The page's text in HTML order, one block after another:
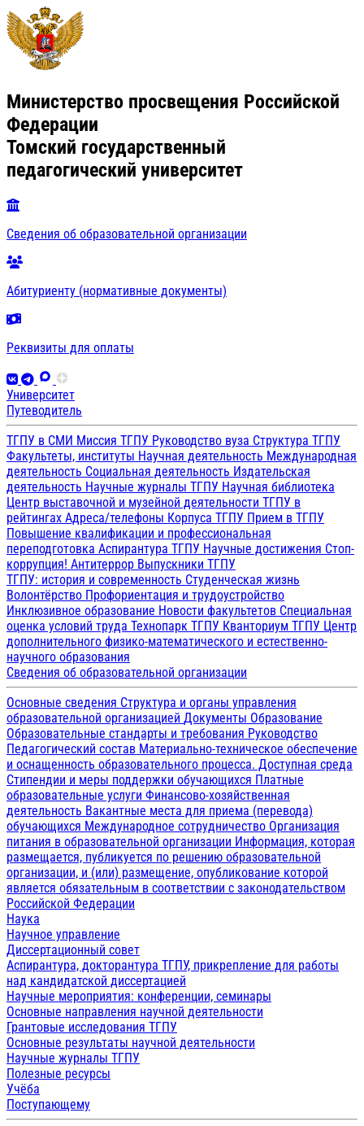
Министерство просвещения Российской
Федерации
Томский государственный
педагогический университет
Сведения об образовательной организации
Абитуриенту (нормативные документы)
Реквизиты для оплаты
Университет
Путеводитель
ТГПУ в СМИ Миссия ТГПУ Руководство вуза Структура ТГПУ
Факультеты, институты Научная деятельность Международная
деятельность Социальная деятельность Издательская
деятельность Научные журналы ТГПУ Научная библиотека
Центр выставочной и музейной деятельности ТГПУ в
рейтингах Адреса/телефоны Корпуса ТГПУ Прием в ТГПУ
Повышение квалификации и профессиональная
переподготовка Аспирантура ТГПУ Научные достижения Стоп-
коррупция! Антитеррор Выпускники ТГПУ
ТГПУ: история и современность Студенческая жизнь
Волонтёрство Профориентация и трудоустройство
Инклюзивное образование Новости факультетов Специальная
оценка условий труда Технопарк ТГПУ Кванториум ТГПУ Центр
дополнительного физико-математического и естественно-
научного образования
Сведения об образовательной организации
Основные сведения Структура и органы управления
образовательной организацией Документы Образование
Образовательные стандарты и требования Руководство
Педагогический состав Материально-техническое обеспечение
и оснащенность образовательного процесса. Доступная среда
Стипендии и меры поддержки обучающихся Платные
образовательные услуги Финансово-хозяйственная
деятельность Вакантные места для приема (перевода)
обучающихся Международное сотрудничество Организация
питания в образовательной организации Информация, которая
размещается, публикуется по решению образовательной
организации, и (или) размещение, опубликование которой
является обязательным в соответствии с законодательством
Российской Федерации
Наука
Научное управление
Диссертационный совет
Аспирантура, докторантура ТГПУ, прикрепление для работы
над кандидатской диссертацией
Научные мероприятия: конференции, семинары
Основные направления научной деятельности
Грантовые исследования ТГПУ
Основные результаты научной деятельности
Научные журналы ТГПУ
Полезные ресурсы
Учёба
Поступающему